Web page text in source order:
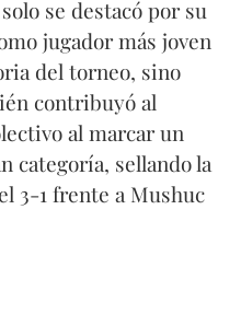
se destacó por su
jugador más joven
del torneo, sino
contribuyó al
al marcar un
categoría, sellando la
3-1 frente a Mushuc